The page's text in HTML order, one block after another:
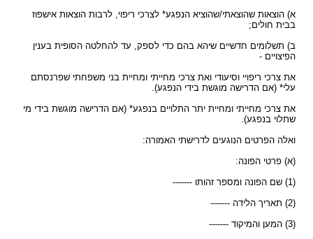
א) הוצאות שהוצאתי/שהוציא הנפגע* לצרכי ריפוי, לרבות הוצאות אישפוז
בבית חולים;
ב) תשלומים חדשיים שיהא בהם כדי לספק, עד להחלטה הסופית בענין
הפיצויים -
את צרכי ריפויי וסיעודי ואת צרכי מחייתי ומחיית בני משפחתי שפרנסתם
עלי* (אם הדרישה מוגשת בידי הנפגע).
את צרכי מחייתי ומחיית יתר התלויים בנפגע* (אם הדרישה מוגשת בידי מי
שתלוי בנפגע).
ואלה הפרטים הנוגעים לדרישתי האמורה:
(א) פרטי הפונה:
(1) שם הפונה ומספר זהותו -------
(2) תאריך הלידה -------
(3) המען והמיקוד -------